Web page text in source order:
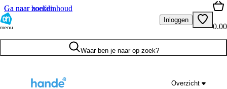
Ga naar hoofdinhoud
Ga naar zoeken
menu
Inloggen
0.00
Waar ben je naar op zoek?
Overzicht